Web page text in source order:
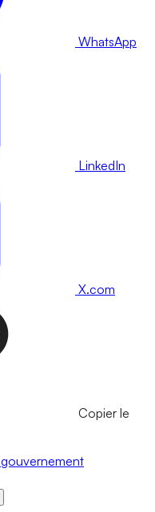
WhatsApp
LinkedIn
X.com
Copier le
gouvernement